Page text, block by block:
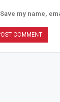
Save my name,